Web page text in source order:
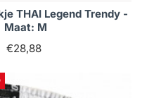
THAI Legend Trendy -
Maat: M
€28,88